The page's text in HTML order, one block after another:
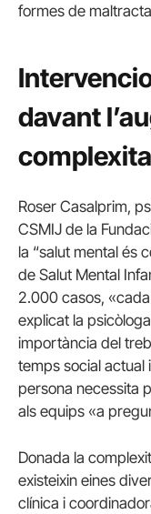
formes de
davant
Roser Casalprim,
CSMIJ de la
la “salut mental és
de Salut Mental
2.000 casos,
explicat la
importància del
temps social actual
persona necessita
als equips «a
Donada la
existeixin eines
clínica i